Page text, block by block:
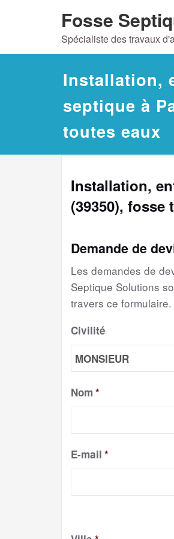
Fosse
Spécialiste des travaux
Installation,
septique à
toutes eaux
Installation,
(39350), fosse
Demande de
Les demandes de
Septique Solutions
travers ce formulaire.
Civilité
Nom *
E-mail *